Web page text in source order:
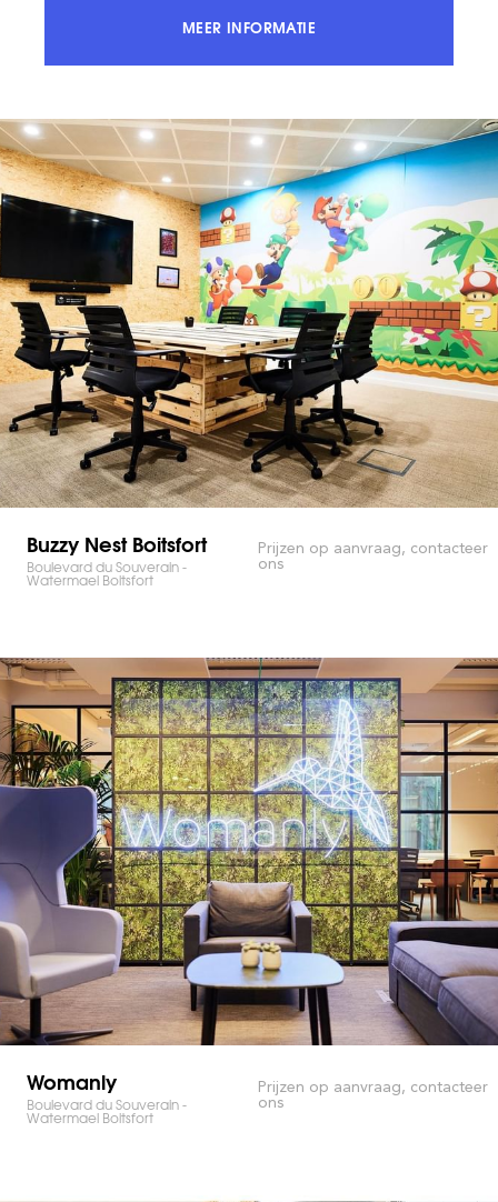
MEER INFORMATIEKRIJG TOEGANG TOT 100% VAN
Buzzy Nest Boitsfort
Boulevard du Souverain -
Watermael Boitsfort
Prijzen op aanvraag, contacteer
ons
Womanly
Boulevard du Souverain -
Watermael Boitsfort
Prijzen op aanvraag, contacteer
ons